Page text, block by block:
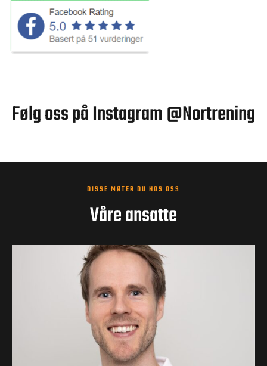
Følg oss på Instagram @Nortrening
DISSE MØTER DU HOS OSS
Våre ansatte